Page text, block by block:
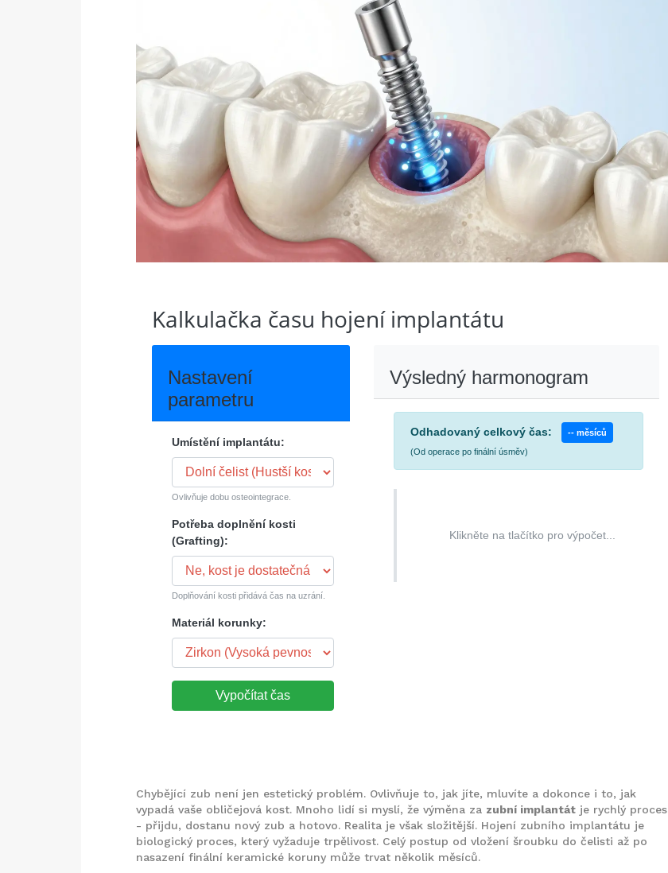
Kalkulačka času hojení implantátu
Nastavení
parametru
Umístění implantátu:
Ovlivňuje dobu osteointegrace.
Potřeba doplnění kosti
(Grafting):
Doplňování kosti přidává čas na uzrání.
Materiál korunky:
Vypočítat čas
Výsledný harmonogram
Odhadovaný celkový čas:
-- měsíců
(Od operace po finální úsměv)
Klikněte na tlačítko pro výpočet...
Chybějící zub není jen estetický problém. Ovlivňuje to, jak jíte, mluvíte a dokonce i to, jak
vypadá vaše obličejová kost. Mnoho lidí si myslí, že výměna za zubní implantát je rychlý proces
- přijdu, dostanu nový zub a hotovo. Realita je však složitější. Hojení zubního implantátu je
biologický proces, který vyžaduje trpělivost. Celý postup od vložení šroubku do čelisti až po
nasazení finální keramické koruny může trvat několik měsíců.